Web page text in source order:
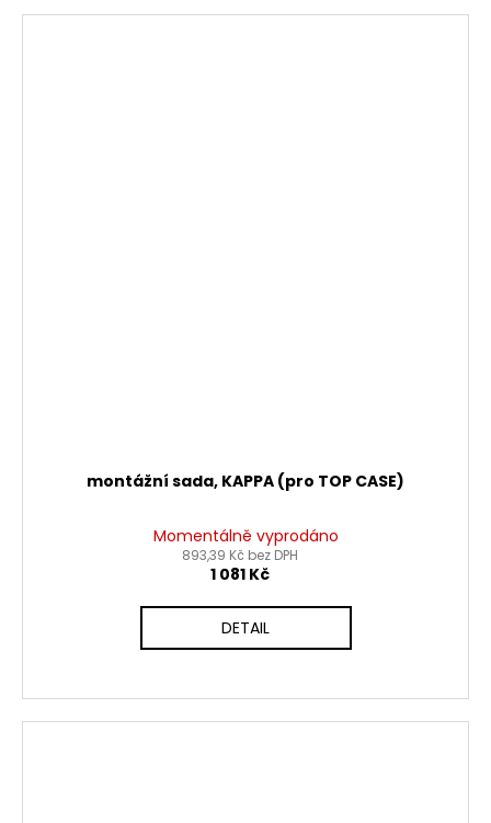
montážní sada, KAPPA (pro TOP CASE)
Momentálně vyprodáno
893,39 Kč bez DPH
1 081 Kč
DETAIL